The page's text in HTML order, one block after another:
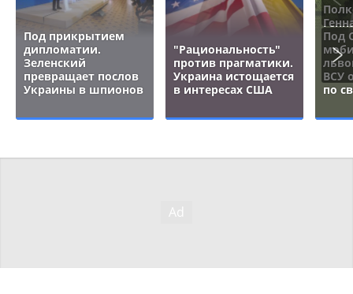
Под прикрытием
дипломатии.
Зеленский
превращает послов
Украины в шпионов
"Рациональность"
против прагматики.
Украина истощается
в интересах США
Под
ВСУ
по